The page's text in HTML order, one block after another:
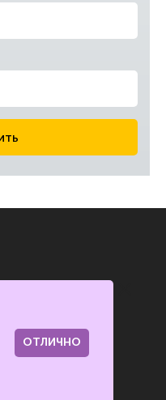
ОТЛИЧНО